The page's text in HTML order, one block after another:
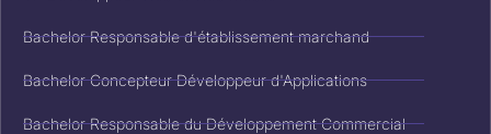
Bachelor Responsable d'établissement marchand
Bachelor Concepteur Développeur d'Applications
Bachelor Responsable du Développement Commercial